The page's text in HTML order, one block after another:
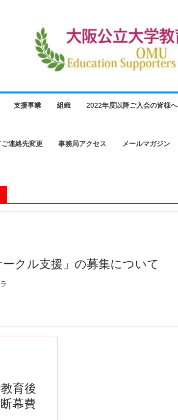
支援事業 組織 2022年度以降ご入会の皆様へ
連絡先変更 事務局アクセス メールマガジン
クル支援」の募集について
育後
幕費